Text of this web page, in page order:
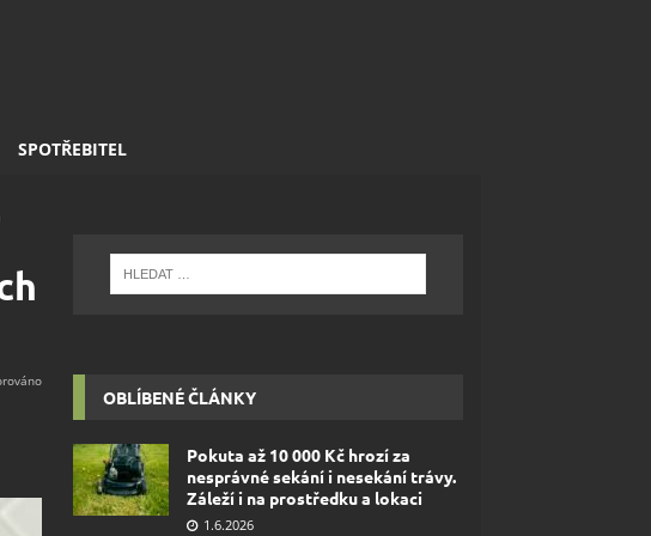
SPOTŘEBITEL
OBLÍBENÉ ČLÁNKY
Pokuta až 10 000 Kč hrozí za
nesprávné sekání i nesekání trávy.
Záleží i na prostředku a lokaci
1.6.2026